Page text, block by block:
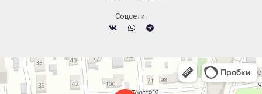
Cоцсети:
Челябинск
Новороссийская улица, 122 — Яндекс.Карты